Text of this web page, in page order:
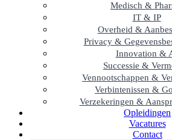
Medisch &
IT & IP
Overheid &
Privacy &
Innovation &
Successie &
Vennootschappen &
Verbintenissen &
Verzekeringen &
Opleidingen
Vacatures
Contact